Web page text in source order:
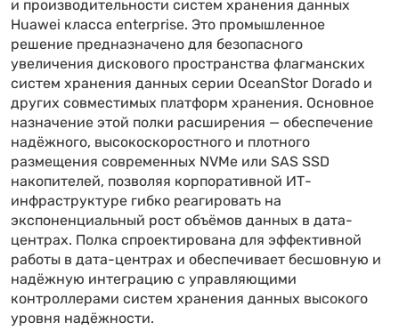
и производительности систем хранения данных
Huawei класса enterprise. Это промышленное
решение предназначено для безопасного
увеличения дискового пространства флагманских
систем хранения данных серии OceanStor Dorado и
других совместимых платформ хранения. Основное
назначение этой полки расширения — обеспечение
надёжного, высокоскоростного и плотного
размещения современных NVMe или SAS SSD
накопителей, позволяя корпоративной ИТ-
инфраструктуре гибко реагировать на
экспоненциальный рост объёмов данных в дата-
центрах. Полка спроектирована для эффективной
работы в дата-центрах и обеспечивает бесшовную и
надёжную интеграцию с управляющими
контроллерами систем хранения данных высокого
уровня надёжности.